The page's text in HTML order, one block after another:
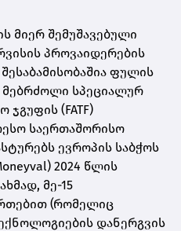
მიერ შემუშავებული
პროვაიდერების
ფულის
მებრძოლი სპეციალურ
(FATF)
საერთაშორისო
ევროპის საბჭოს
2024 წლის
მე-15
(რომელიც
დანერგვის